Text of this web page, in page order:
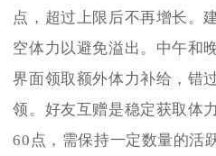
点，超过上限后不再增长。
空体力以避免溢出。中午和
界面领取额外体力补给，错
领。好友互赠是稳定获取体
60点，需保持一定数量的活